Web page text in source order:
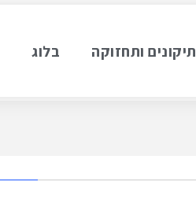
תיקונים ותחזוקה בלוג